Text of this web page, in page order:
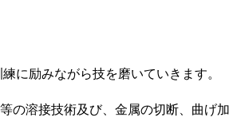
に励みながら技を磨いていきます。
の溶接技術及び、金属の切断、曲げ